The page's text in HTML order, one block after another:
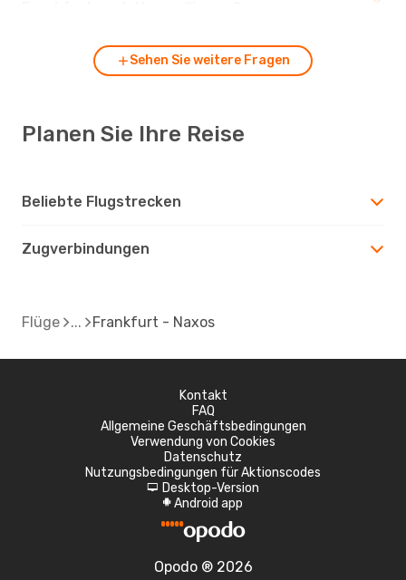
Sehen Sie weitere Fragen
Planen Sie Ihre Reise
Beliebte Flugstrecken
Zugverbindungen
Flüge Frankfurt - Naxos
Kontakt
FAQ
Allgemeine Geschäftsbedingungen
Verwendung von Cookies
Datenschutz
Nutzungsbedingungen für Aktionscodes
d Desktop-Version
A Android app
Opodo ® 2026